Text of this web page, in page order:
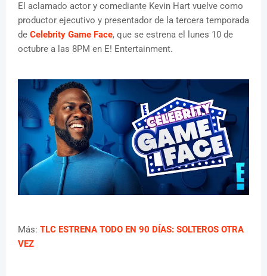
El aclamado actor y comediante Kevin Hart vuelve como
productor ejecutivo y presentador de la tercera temporada
de Celebrity Game Face, que se estrena el lunes 10 de
octubre a las 8PM en E! Entertainment.
Más: TLC ESTRENA TODO EN 90 DÍAS: SOLTEROS OTRA
VEZ